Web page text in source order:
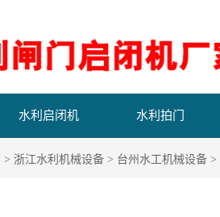
水利启闭机 水利拍门
> 浙江水利机械设备> 台州水工机械设备>